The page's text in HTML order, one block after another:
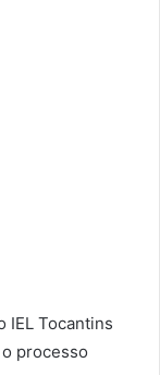
IEL Tocantins
processo